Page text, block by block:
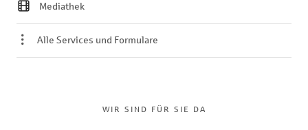
WIR SIND FÜR SIE DA
Mediathek
Alle Services und Formulare